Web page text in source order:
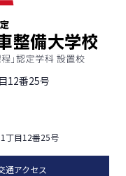
12番25号
丁目12番25号
通アクセス